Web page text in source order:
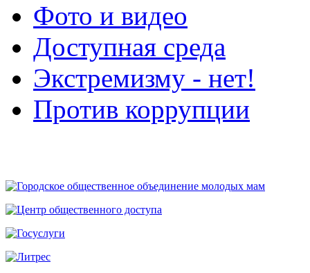
Фото и видео
Доступная среда
Экстремизму - нет!
Против коррупции